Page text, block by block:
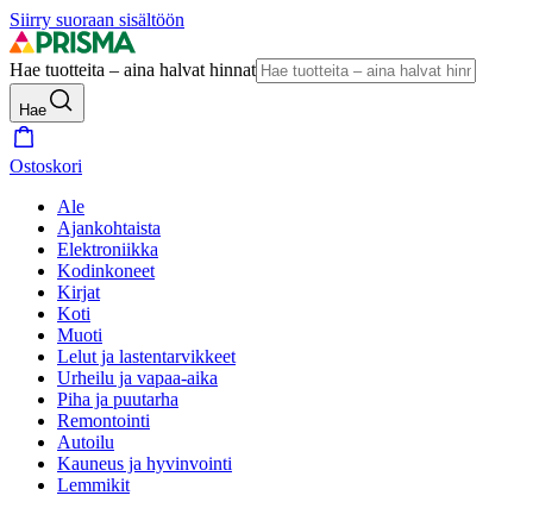
Siirry suoraan sisältöön
Hae tuotteita – aina halvat hinnat
Hae
Ostoskori
Ale
Ajankohtaista
Elektroniikka
Kodinkoneet
Kirjat
Koti
Muoti
Lelut ja lastentarvikkeet
Urheilu ja vapaa-aika
Piha ja puutarha
Remontointi
Autoilu
Kauneus ja hyvinvointi
Lemmikit